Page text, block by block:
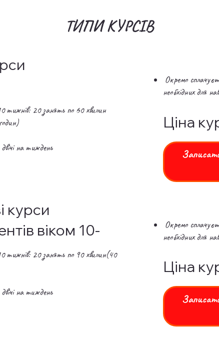
тижнів: 20 занять по 60 хвилин
натиждень
Окремо
необхідних для
Ціна
курси
віком 10-
тижнів: 20 занять по 90 хвилин(40
на тиждень
Окремо
необхідних для
Ціна
ТИПИ КУРСІВ